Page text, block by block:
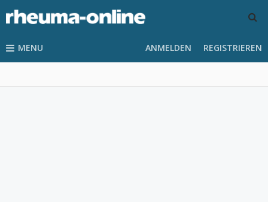
MENU ANMELDEN REGISTRIEREN